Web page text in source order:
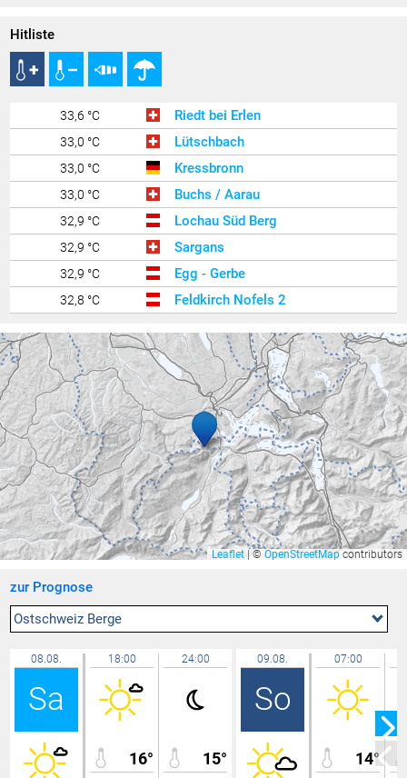
Hitliste
33,6 °C Riedt bei Erlen
33,0 °C Lütschbach
33,0 °C Kressbronn
33,0 °C Buchs / Aarau
32,9 °C Lochau Süd Berg
32,9 °C Sargans
32,9 °C Egg - Gerbe
32,8 °C Feldkirch Nofels 2
32,7 °C Zürich Kloten
32,7 °C Götzis - Unteres Kirla
32,7 °C Bruneck
32,6 °C Hohenems-Werkhof
32,6 °C Balzers Oksaboda
32,6 °C Ravensburg - Weißenau
32,6 °C Ilanz
32,6 °C Feldkirch Nofels Bittweg
32,5 °C Bludesch - Gais
32,5 °C
32,5 °C
32,4 °C Triesen Langgasse
32,4 °C Uttwil
32,3 °C Feldkirch Kapf
32,3 °C Feldkirch Altenstadt Feuerwehr
Leaflet ©OpenStreetMap contributors
zur Prognose
Ostschweiz Berge
08.08.
Sa
18:00
16°
24:00
15°
09.08.
So
07:00
14°